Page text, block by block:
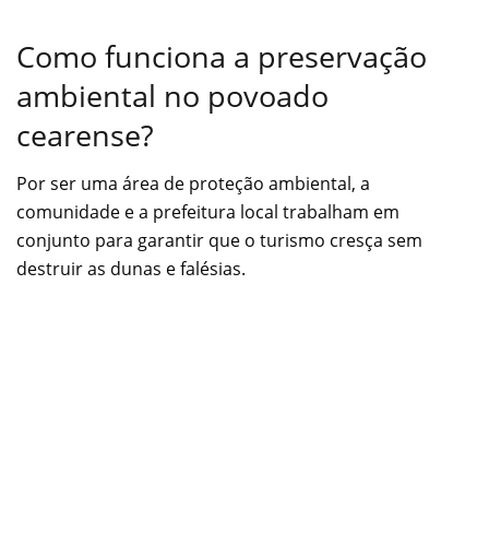
Como funciona a preservação
ambiental no povoado
cearense?
Por ser uma área de proteção ambiental, a
comunidade e a prefeitura local trabalham em
conjunto para garantir que o turismo cresça sem
destruir as dunas e falésias.